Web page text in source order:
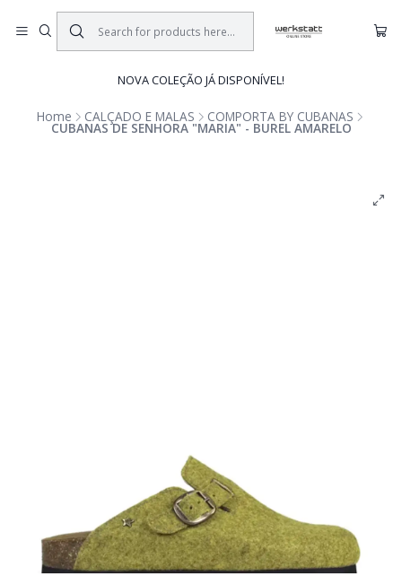
NOVA COLEÇÃO JÁ DISPONÍVEL!
Home CALÇADO E MALAS COMPORTA BY CUBANAS
CUBANAS DE SENHORA "MARIA" - BUREL AMARELO